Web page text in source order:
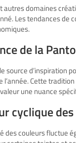
autres domaines
Les tendances de
de la
source d’inspiration
l’année. Cette
une nuance
cyclique
des couleurs fluctue